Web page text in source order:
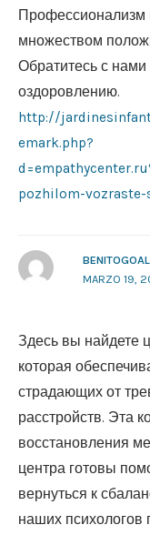
Профессионализм
множеством
Обратитесь с нами
оздоровлению.
http://
emark.php?
pozhilom-vozraste-
MARZO 19,
Здесь вы найдете
которая
страдающих от
расстройств. Эта
восстановления
центра готовы
вернуться к
наших